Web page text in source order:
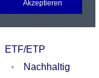
Login
ETF/ETP
Nachhaltig
Akzeptieren